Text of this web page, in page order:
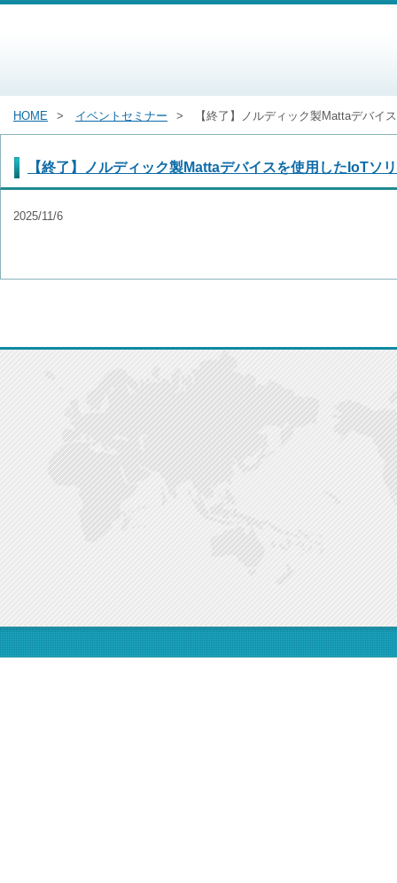
HOME イベントセミナー 【終了】ノルディック製Mattaデバイ
【終了】ノルディック製Mattaデバイスを使用したIoTソ
2025/11/6